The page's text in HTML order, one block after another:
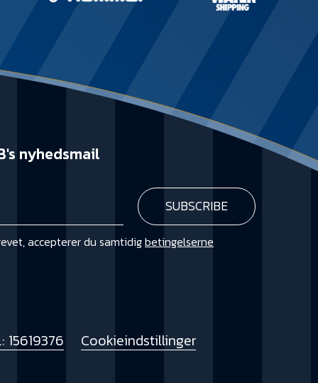
15619376 Cookieindstillinger
nyhedsmail
accepterer du samtidigbetingelserne